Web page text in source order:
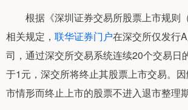
根据《深圳证券交易所股票上市规则（
相关规定， 联华证券门户在深交所仅发行
司，通过深交所交易系统连续20个交易日
于1元，深交所将终止其股票上市交易。
市情形而终止上市的股票不进入退市整理期